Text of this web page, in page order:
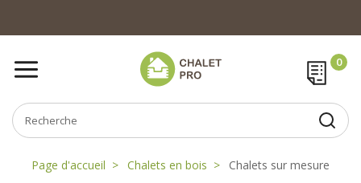
Page d'accueil Chalets en bois Chalets sur mesure